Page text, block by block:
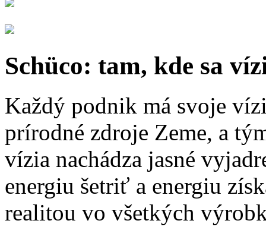
Schüco: tam, kde sa
Každý podnik má svoje
prírodné zdroje Zeme, a
vízia nachádza jasné
energiu šetriť a energiu
realitou vo všetkých